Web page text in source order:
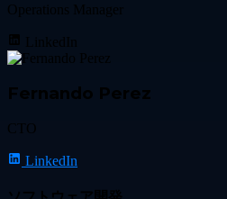
Operations Manager
LinkedIn
Fernando Perez
CTO
LinkedIn